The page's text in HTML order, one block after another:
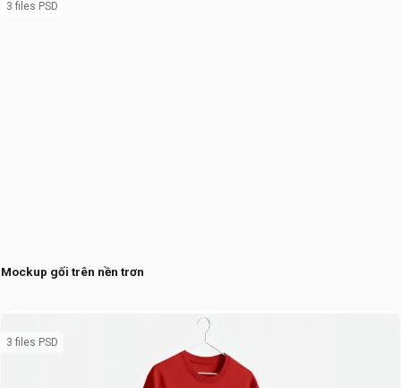
Mockup gối trên nền trơn
3 files PSD
3 files PSD